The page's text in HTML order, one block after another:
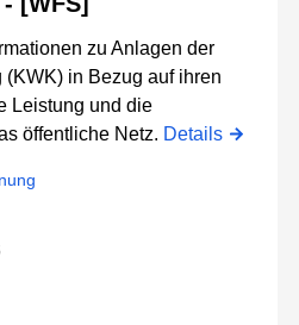
zu Anlagen der
(KWK) in Bezug auf ihren
Leistung und die
öffentliche Netz. Details